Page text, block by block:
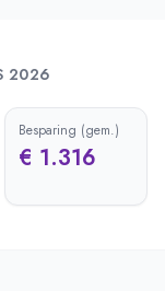
2026
Besparing (gem.)
€ 1.316